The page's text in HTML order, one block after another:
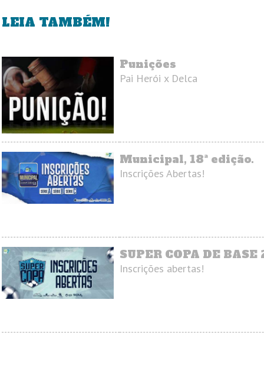
LEIA TAMBÉM!
Punições
Pai Herói x Delca
Municipal, 18ª edição.
Inscrições Abertas!
SUPER COPA DE
Inscrições abertas!